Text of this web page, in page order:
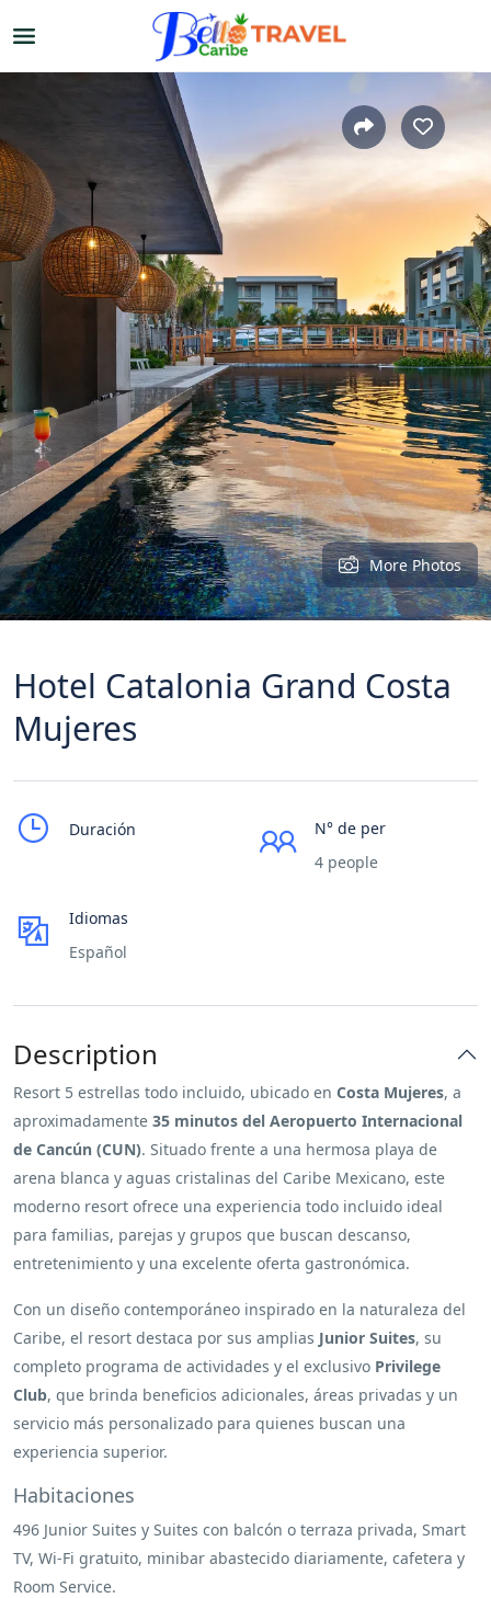
Home
Otros destinos ›
Cruceros
More Photos
Hotel Catalonia Grand Costa
Mujeres
Duración
N° de per
4 people
Idiomas
Español
Description
Resort 5 estrellas todo incluido, ubicado en Costa Mujeres, a
aproximadamente 35 minutos del Aeropuerto Internacional
de Cancún (CUN). Situado frente a una hermosa playa de
arena blanca y aguas cristalinas del Caribe Mexicano, este
moderno resort ofrece una experiencia todo incluido ideal
para familias, parejas y grupos que buscan descanso,
entretenimiento y una excelente oferta gastronómica.
Con un diseño contemporáneo inspirado en la naturaleza del
Caribe, el resort destaca por sus amplias Junior Suites, su
completo programa de actividades y el exclusivo Privilege
Club, que brinda beneficios adicionales, áreas privadas y un
servicio más personalizado para quienes buscan una
experiencia superior.
Habitaciones
496 Junior Suites y Suites con balcón o terraza privada, Smart
TV, Wi-Fi gratuito, minibar abastecido diariamente, cafetera y
Room Service.